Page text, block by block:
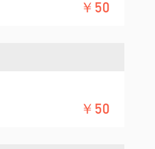
￥50
￥50